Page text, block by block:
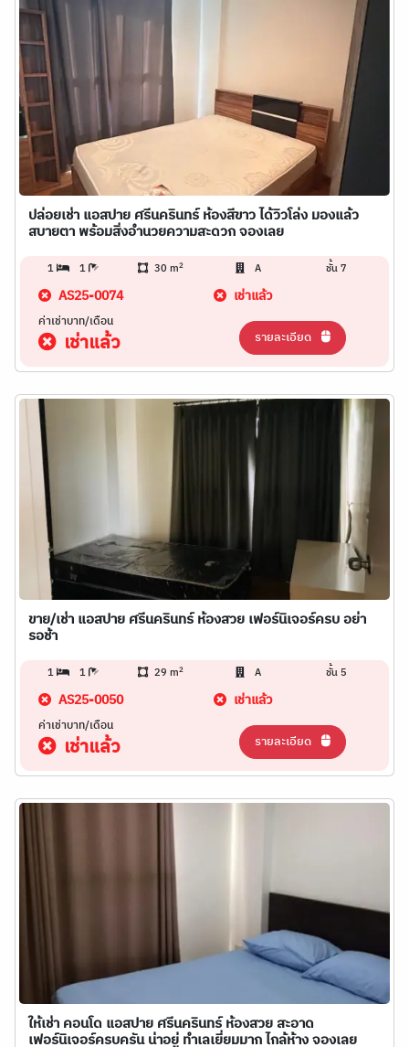
ปล่อยเช่า แอสปาย ศรีนครินทร์ ห้องสีขาว ได้วิวโล่ง มองแล้ว
สบายตา พร้อมสิ่งอำนวยความสะดวก จองเลย
1 1 30 m2 A ชั้น 7
AS25-0074 เช่าแล้ว
ค่าเช่าบาท/เดือน
เช่าแล้ว รายละเอียด
ขาย/เช่า แอสปาย ศรีนครินทร์ ห้องสวย เฟอร์นิเจอร์ครบ อย่า
รอช้า
1 1 29 m2 A ชั้น 5
AS25-0050 เช่าแล้ว
ค่าเช่าบาท/เดือน
เช่าแล้ว รายละเอียด
ให้เช่า คอนโด แอสปาย ศรีนครินทร์ ห้องสวย สะอาด
เฟอร์นิเจอร์ครบครัน น่าอยู่ ทำเลเยี่ยมมาก ไกล้ห้าง จองเลย